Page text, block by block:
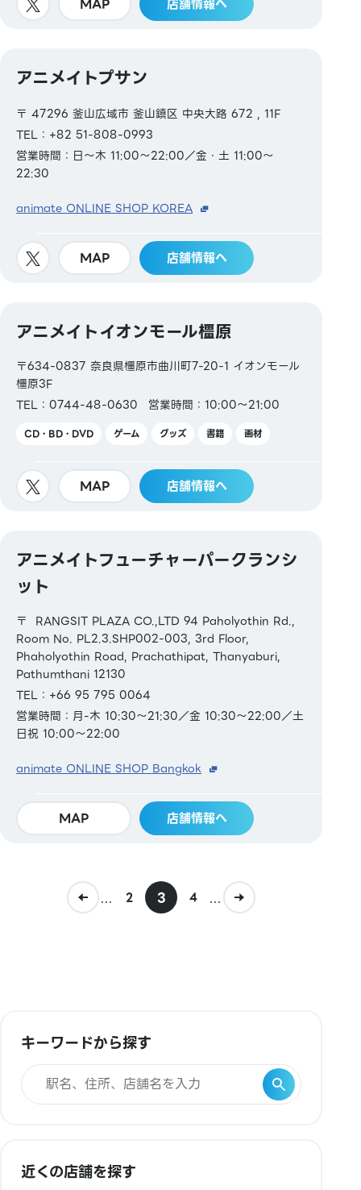
MAP 店舗情報へ
アニメイトプサン
〒 47296 釜山広域市 釜山鎮区 中央大路 672 , 11F
TEL：+82 51-808-0993
営業時間：日～木 11:00～22:00／金・土 11:00～
22:30
animate ONLINE SHOP KOREA
MAP 店舗情報へ
アニメイトイオンモール橿原
〒634-0837 奈良県橿原市曲川町7-20-1 イオンモール
橿原3F
TEL：0744-48-0630
営業時間：10:00～21:00
CD・BD・DVD ゲーム グッズ 書籍 画材
MAP 店舗情報へ
アニメイトフューチャーパークランシ
ット
〒 RANGSIT PLAZA CO.,LTD 94 Paholyothin Rd.,
Room No. PL2.3.SHP002-003, 3rd Floor,
Phaholyothin Road, Prachathipat, Thanyaburi,
Pathumthani 12130
TEL：+66 95 795 0064
営業時間：月-木 10:30～21:30／金 10:30～22:00／土
日祝 10:00～22:00
animate ONLINE SHOP Bangkok
MAP 店舗情報へ
... 2 3 4 ...
キーワードから探す
近くの店舗を探す